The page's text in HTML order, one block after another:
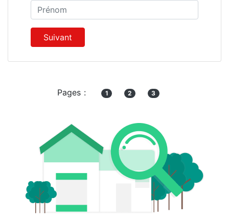
Prénom
Suivant
Pages : 1 2 3